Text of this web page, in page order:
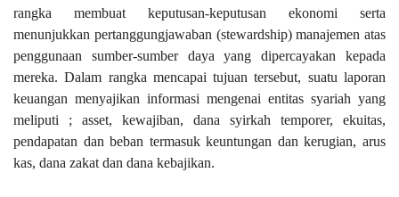
rangka membuat keputusan-keputusan ekonomi serta
menunjukkan pertanggungjawaban (stewardship) manajemen atas
penggunaan sumber-sumber daya yang dipercayakan kepada
mereka. Dalam rangka mencapai tujuan tersebut, suatu laporan
keuangan menyajikan informasi mengenai entitas syariah yang
meliputi ; asset, kewajiban, dana syirkah temporer, ekuitas,
pendapatan dan beban termasuk keuntungan dan kerugian,arus
kas, dana zakat dan dana kebajikan.